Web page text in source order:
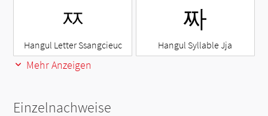
ㅉ
Hangul Letter Ssangcieuc
짜
Hangul Syllable Jja
Mehr Anzeigen
Einzelnachweise